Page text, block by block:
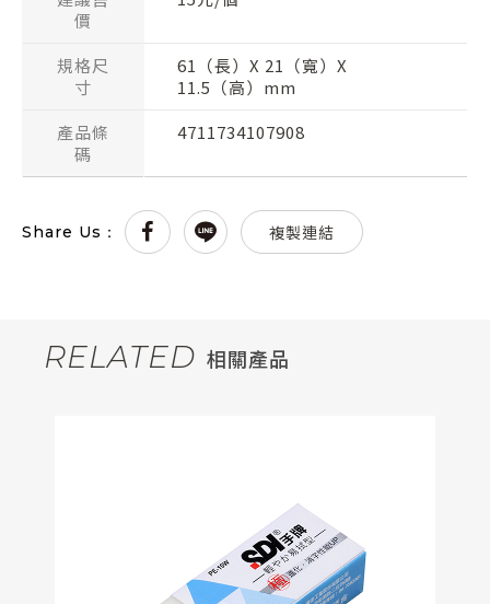
價
規格尺
寸
61（長）X 21（寬）X
11.5（高）mm
產品條
碼
4711734107908
Share Us： 複製連結
RELATED 相關產品